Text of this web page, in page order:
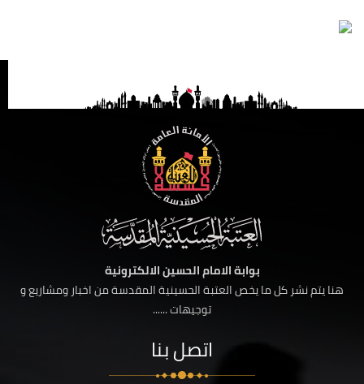
بوابة الامام الحسين الالكترونية
هنا يتم نشر كل ما يخص العتبة الحسينية المقدسة من اخبار ومشاريع و
توجيهات ......
اتصل بنا